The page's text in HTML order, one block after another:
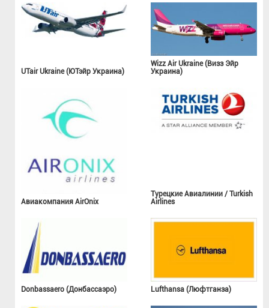
UTair Ukraine (ЮТэйр Украина)
Wizz Air Ukraine (Визз Эйр
Украина)
Авиакомпания AirOnix
Турецкие Авиалинии / Turkish
Airlines
Donbassaero (Донбассаэро) Lufthansa (Люфтганза)